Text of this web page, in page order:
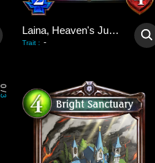
Laina, Heaven's Judge
Trait : -
0
/
3